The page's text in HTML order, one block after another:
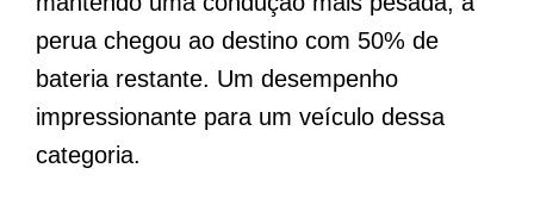
perua chegou ao destino com 50% de
bateria restante. Um desempenho
impressionante para um veículo dessa
categoria.